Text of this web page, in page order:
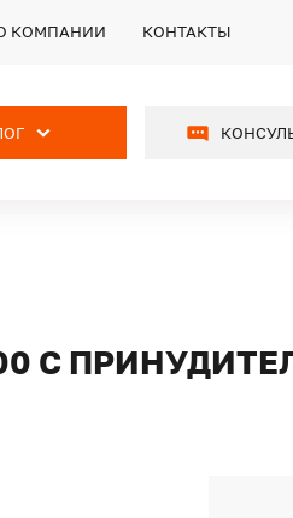
КОМПАНИИ КОНТАКТЫ
С